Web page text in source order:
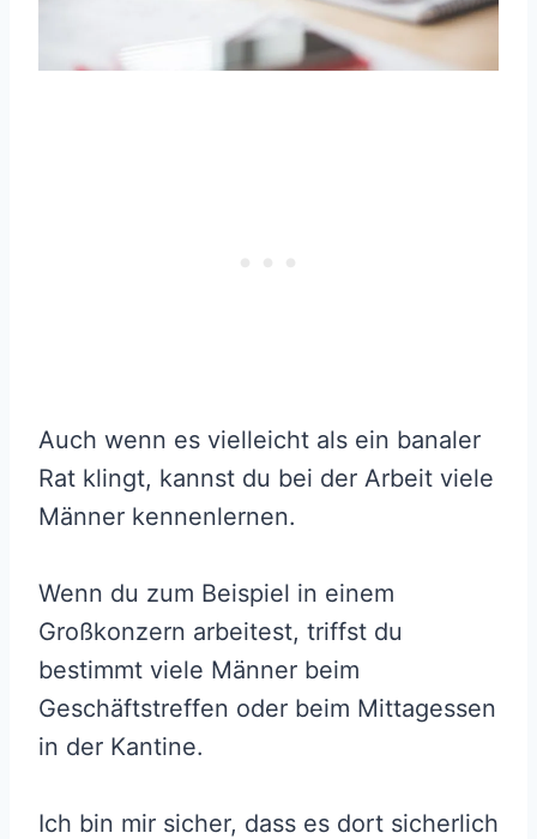
Auch wenn es vielleicht als ein banaler
Rat klingt, kannst du bei der Arbeit viele
Männer kennenlernen.
Wenn du zum Beispiel in einem
Großkonzern arbeitest, triffst du
bestimmt viele Männer beim
Geschäftstreffen oder beim Mittagessen
in der Kantine.
Ich bin mir sicher, dass es dort sicherlich